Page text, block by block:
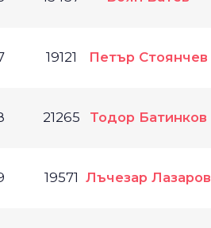
19121 Петър Стоянчев
21265 Тодор Батинков
19571 Лъчезар Лазаров